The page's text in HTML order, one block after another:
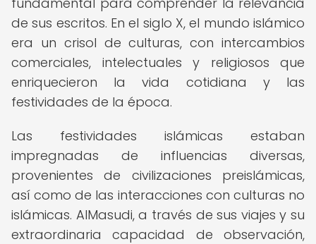
de sus escritos. En el siglo X, el mundo islámico
era un crisol de culturas, con intercambios
comerciales, intelectuales y religiosos que
enriquecieron la vida cotidiana y las
festividades de la época.
Las festividades islámicas estaban
impregnadas de influencias diversas,
provenientes de civilizaciones preislámicas,
así como de las interacciones con culturas no
islámicas. AlMasudi, a través de sus viajes y su
extraordinaria capacidad de observación,